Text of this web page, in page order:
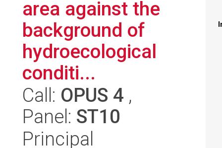
area against the
background of
hydroecological
conditi...
Call: OPUS 4 ,
Panel: ST10
Principal